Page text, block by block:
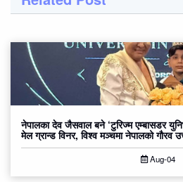
नेपालका देव जैसवाल बने ‘टुरिज्म एम्बासडर
मेल ग्रान्ड विनर, विश्व मञ्चमा नेपालको गौरव
Aug-04